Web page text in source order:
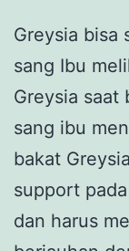
Greysia bisa
sang Ibu
Greysia saat
sang ibu
bakat
support
dan harus